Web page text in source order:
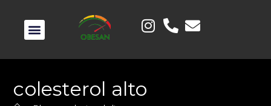
colesterol alto